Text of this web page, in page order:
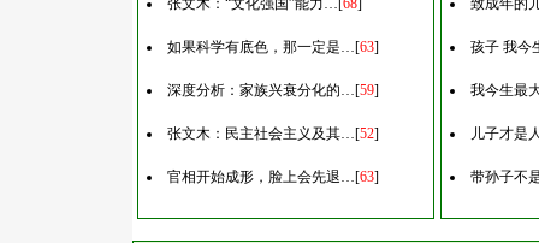
张文木：“文化强国”能力…[68]
如果科学有底色，那一定是…[63]
深度分析：家族兴衰分化的…[59]
张文木：民主社会主义及其…[52]
官相开始成形，脸上会先退…[63]
致成年的
孩子 我今
我今生最
儿子才是
带孙子不